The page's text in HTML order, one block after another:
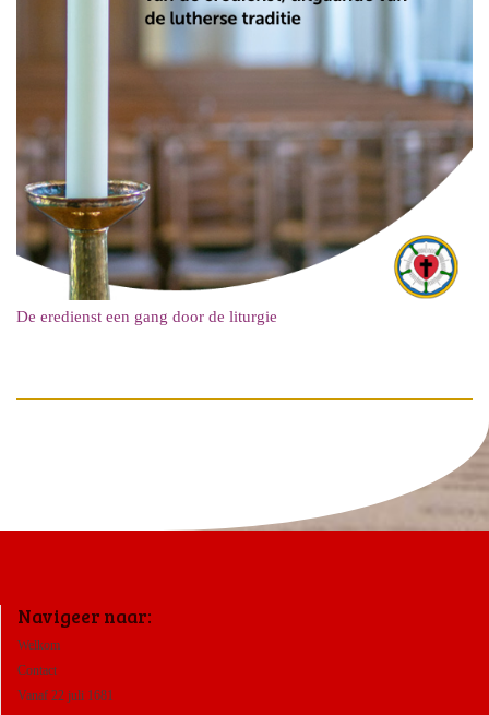
De eredienst een gang door de liturgie
Navigeer naar:
Welkom
Contact
Vanaf 22 juli 1681